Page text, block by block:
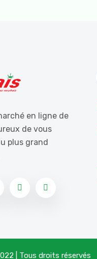
en ligne de
de vous
plus grand
| Tous droits réservés